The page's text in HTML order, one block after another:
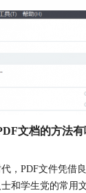
结束后，软件
、英文、中
识别出来，
、分段和表
文档的方法
，PDF文件凭借
和学生党的常用